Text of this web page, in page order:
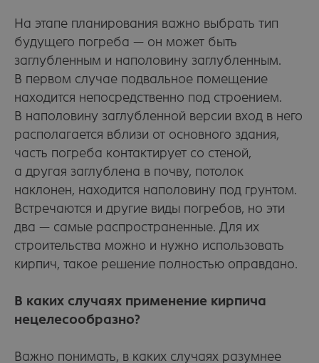
На этапе планирования важно выбрать тип
будущего погреба — он может быть
заглубленным и наполовину заглубленным.
В первом случае подвальное помещение
находится непосредственно под строением.
В наполовину заглубленной версии вход в него
располагается вблизи от основного здания,
часть погреба контактирует со стеной,
а другая заглублена в почву, потолок
наклонен, находится наполовину под грунтом.
Встречаются и другие виды погребов, но эти
два — самые распространенные. Для их
строительства можно и нужно использовать
кирпич, такое решение полностью оправдано.
В каких случаях применение кирпича
нецелесообразно?
Важно понимать, в каких случаях разумнее